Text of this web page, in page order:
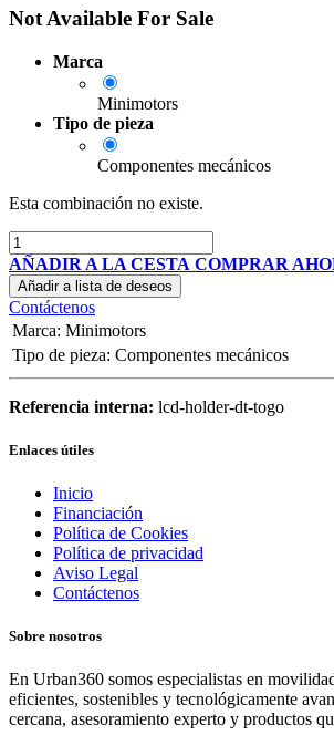
Not Available For Sale
Marca
Minimotors
Tipo de pieza
Componentes mecánicos
Esta combinación no existe.
AÑADIR A LA CESTA COMPRAR
Añadir a lista de deseos
Contáctenos
Marca: Minimotors
Tipo de pieza: Componentes mecánicos
Referencia interna: lcd-holder-dt-togo
Enlaces útiles
Inicio
Financiación
Política de Cookies
Política de privacidad
Aviso Legal
Contáctenos
Sobre nosotros
En Urban360 somos especialistas en
eficientes, sostenibles y tecnológicamente
cercana, asesoramiento experto y productos